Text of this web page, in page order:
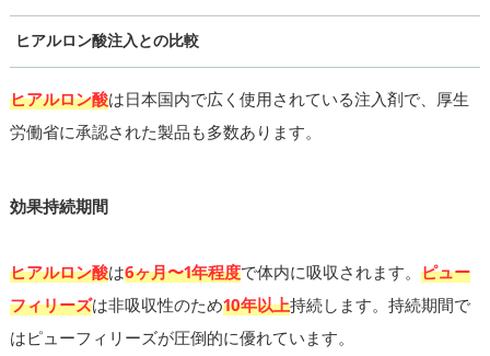
ヒアルロン酸注入との比較
ヒアルロン酸は日本国内で広く使用されている注入剤で、厚生
労働省に承認された製品も多数あります。
効果持続期間
ヒアルロン酸は6ヶ月〜1年程度で体内に吸収されます。 ピュー
フィリーズは非吸収性のため10年以上持続します。持続期間で
はピューフィリーズが圧倒的に優れています。